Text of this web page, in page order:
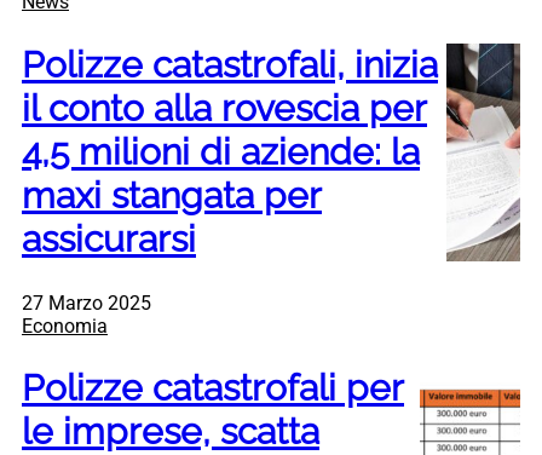
Polizze catastrofali, inizia
il conto alla rovescia per
4,5 milioni di aziende: la
maxi stangata per
assicurarsi
27 Marzo 2025
Economia
Polizze catastrofali per
le imprese, scatta